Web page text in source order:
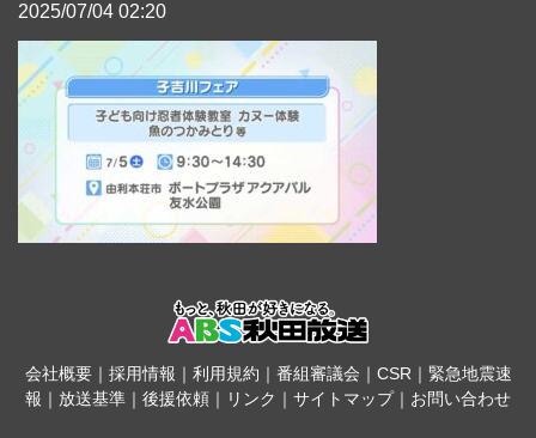
2025/07/04 02:20
会社概要｜ 採用情報 ｜ 利用規約 ｜ 番組審議会 ｜ CSR｜ 緊急地震速
報 ｜ 放送基準 ｜ 後援依頼 ｜ リンク ｜ サイトマップ｜ お問い合わせ